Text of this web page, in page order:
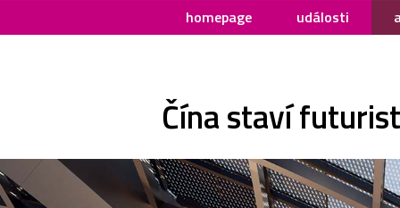
homepage události
Čína staví